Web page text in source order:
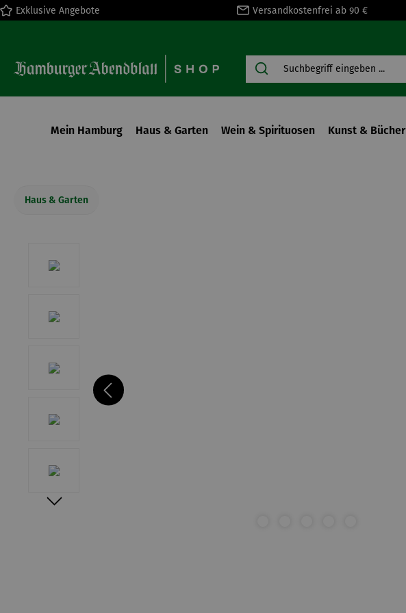
Zur Hauptnavigation springen
Exklusive Angebote Versandkostenfrei ab 90 €
Mein Hamburg Haus & Garten Wein & Spirituosen Kunst & Bücher
Haus & Garten